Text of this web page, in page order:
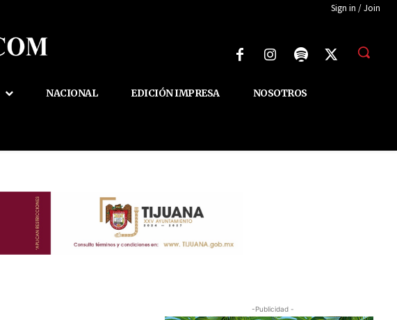
Sign in / Join
NACIONAL EDICIÓN IMPRESA NOSOTROS
-Publicidad -